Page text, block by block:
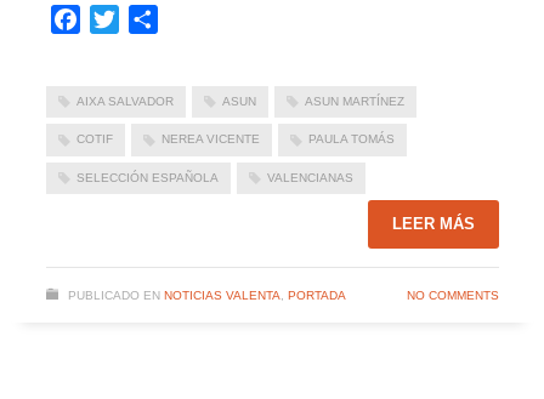
Facebook
Twitter
AIXA SALVADOR ASUN ASUN MARTÍNEZ
COTIF NEREA VICENTE PAULA TOMÁS
SELECCIÓN ESPAÑOLA VALENCIANAS
LEER MÁS
PUBLICADO EN NOTICIAS VALENTA PORTADA NO COMMENTS